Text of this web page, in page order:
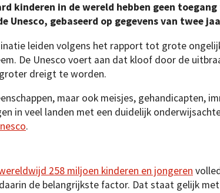
kinderen in de wereld hebben geen
Unesco, gebaseerd op gegevens van twee
leiden volgens het rapport tot grote
De Unesco voert aan dat kloof door de
dreigt te worden.
maar ook meisjes, gehandicapten,
in veel landen met een duidelijk
.
258 miljoen kinderen en jongeren
de belangrijkste factor. Dat staat gelijk